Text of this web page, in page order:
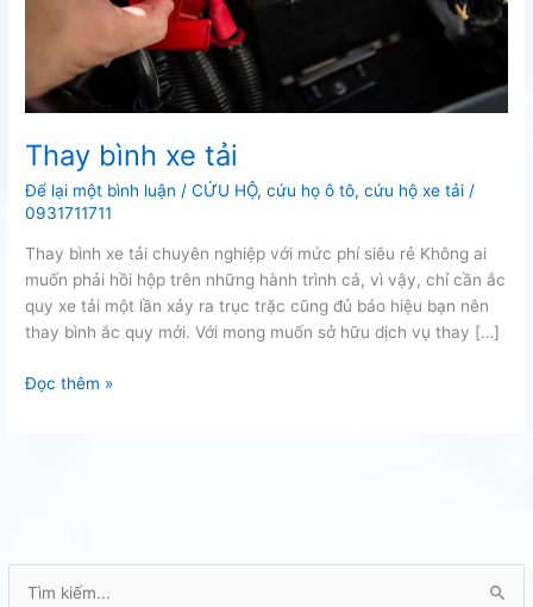
Thay bình xe tải
Để lại một bình luận /CỨU HỘ,cứu họ ô tô,cứu hộ xe tải /
0931711711
Thay bình xe tải chuyên nghiệp với mức phí siêu rẻ Không ai
muốn phải hồi hộp trên những hành trình cả, vì vậy, chỉ cần ắc
quy xe tải một lần xảy ra trục trặc cũng đủ báo hiệu bạn nên
thay bình ắc quy mới. Với mong muốn sở hữu dịch vụ thay […]
Thay
Đọc thêm »